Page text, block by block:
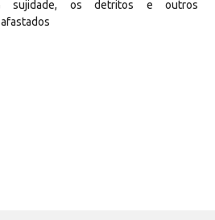
sujidade, os detritos e outros